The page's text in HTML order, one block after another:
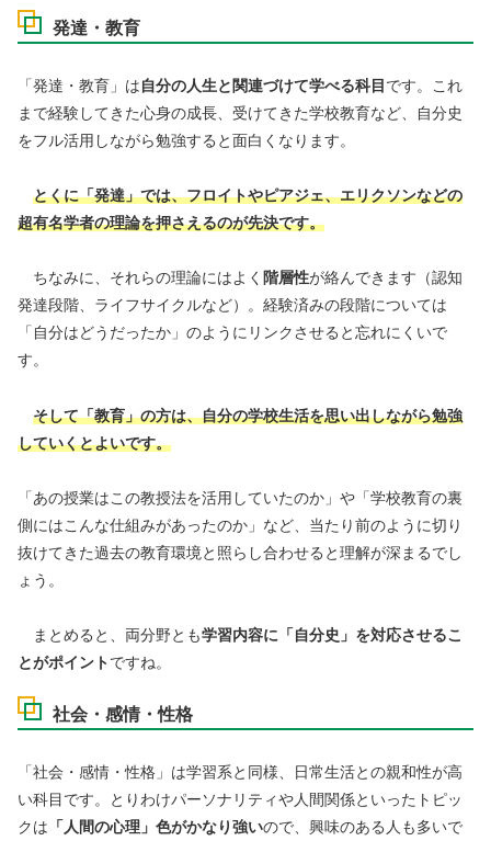
発達・教育
「発達・教育」は自分の人生と関連づけて学べる科目 です。これ
まで経験してきた心身の成長、受けてきた学校教育など、自分史
をフル活用しながら勉強すると面白くなります。
とくに「発達」では、フロイトやピアジェ、エリクソンなどの
超有名学者の理論を押さえるのが先決です。
ちなみに、それらの理論にはよく 階層性が絡んできます（認知
発達段階、ライフサイクルなど）。経験済みの段階については
「自分はどうだったか」のようにリンクさせると忘れにくいで
す。
そして「教育」の方は、自分の学校生活を思い出しながら勉強
していくとよいです。
「あの授業はこの教授法を活用していたのか」や「学校教育の裏
側にはこんな仕組みがあったのか」など、当たり前のように切り
抜けてきた過去の教育環境と照らし合わせると理解が深まるでし
ょう。
まとめると、両分野とも学習内容に「自分史」を対応させるこ
とがポイントですね。
社会・感情・性格
「社会・感情・性格」は学習系と同様、日常生活との親和性が高
い科目です。とりわけパーソナリティや人間関係といったトピッ
クは 「人間の心理」色がかなり強いので、興味のある人も多いで